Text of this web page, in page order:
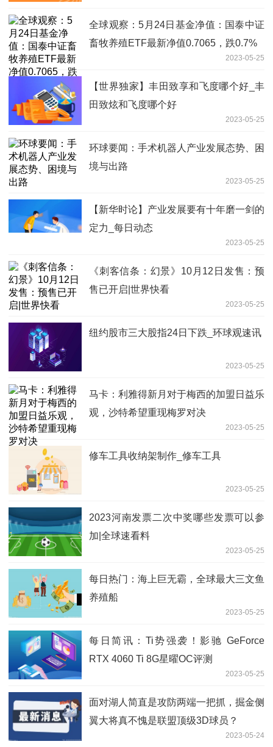
全球观察：5月24日基金净值：国泰中证
畜牧养殖ETF最新净值0.7065，跌0.7%
2023-05-25
【世界独家】丰田致享和飞度哪个好_丰
田致炫和飞度哪个好
2023-05-25
环球要闻：手术机器人产业发展态势、困
境与出路
2023-05-25
【新华时论】产业发展要有十年磨一剑的
定力_每日动态
2023-05-25
《刺客信条：幻景》10月12日发售：预
售已开启|世界快看
2023-05-25
纽约股市三大股指24日下跌_环球观速讯
2023-05-25
马卡：利雅得新月对于梅西的加盟日益乐
观，沙特希望重现梅罗对决
2023-05-25
修车工具收纳架制作_修车工具
2023-05-25
2023河南发票二次中奖哪些发票可以参
加|全球速看料
2023-05-25
每日热门：海上巨无霸，全球最大三文鱼
养殖船
2023-05-25
每日简讯：Ti势强袭！影驰 GeForce
RTX 4060 Ti 8G星曜OC评测
2023-05-25
面对湖人简直是攻防两端一把抓，掘金侧
翼大将真不愧是联盟顶级3D球员？
2023-05-24